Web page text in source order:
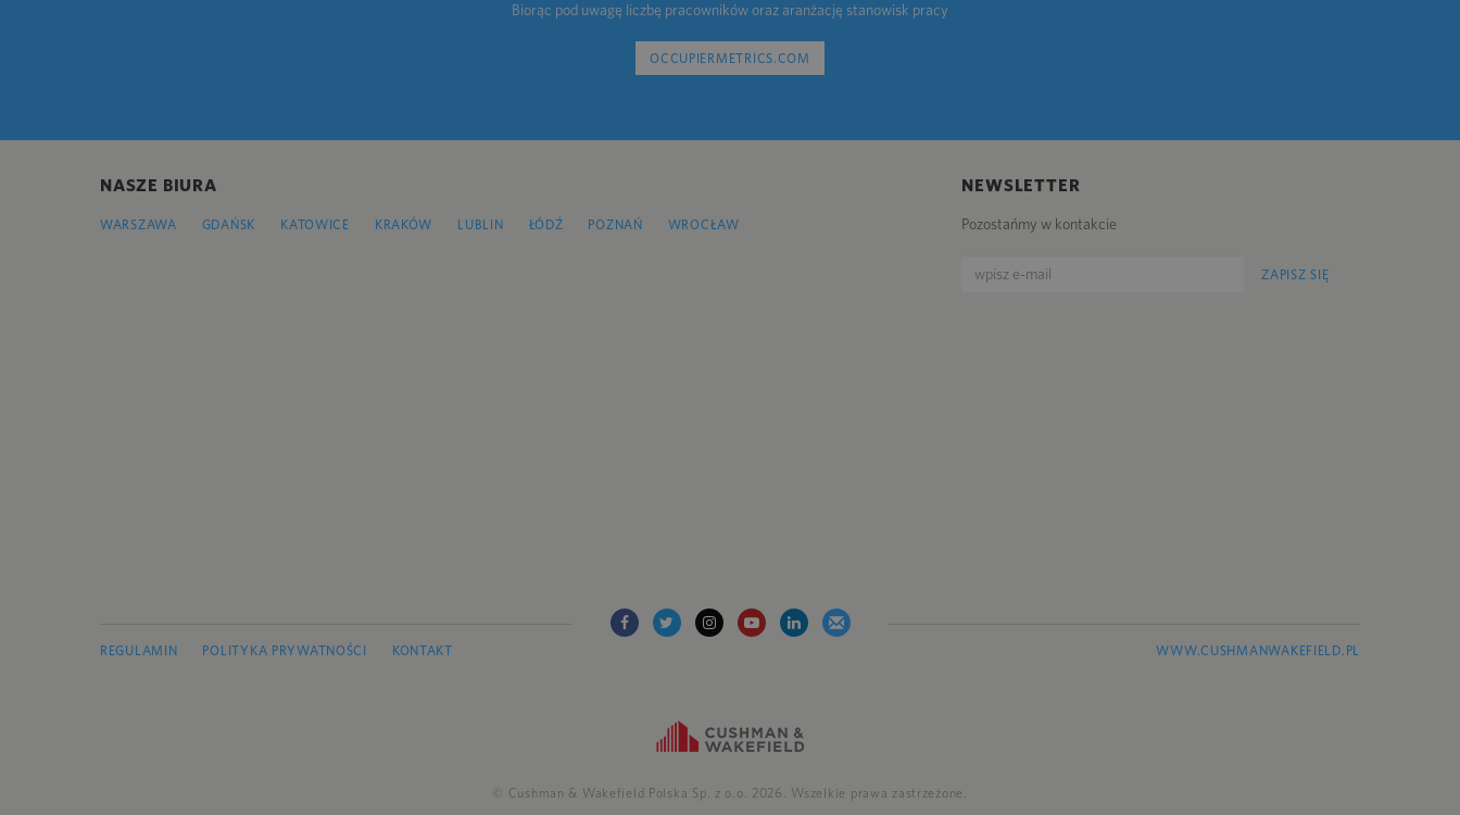
Biorąc pod uwagę liczbę pracowników oraz aranżację stanowisk pracy
OCCUPIERMETRICS.COM
NASZE BIURA
WARSZAWA GDAŃSK KATOWICE KRAKÓW LUBLIN ŁÓDŹ POZNAŃ WROCŁAW
NEWSLETTER
Pozostańmy w kontakcie
ZAPISZ SIĘ
REGULAMIN POLITYKA PRYWATNOŚCI KONTAKT WWW.CUSHMANWAKEFIELD.PL
© Cushman & Wakefield Polska Sp. z o.o. 2026. Wszelkie prawa zastrzeżone.